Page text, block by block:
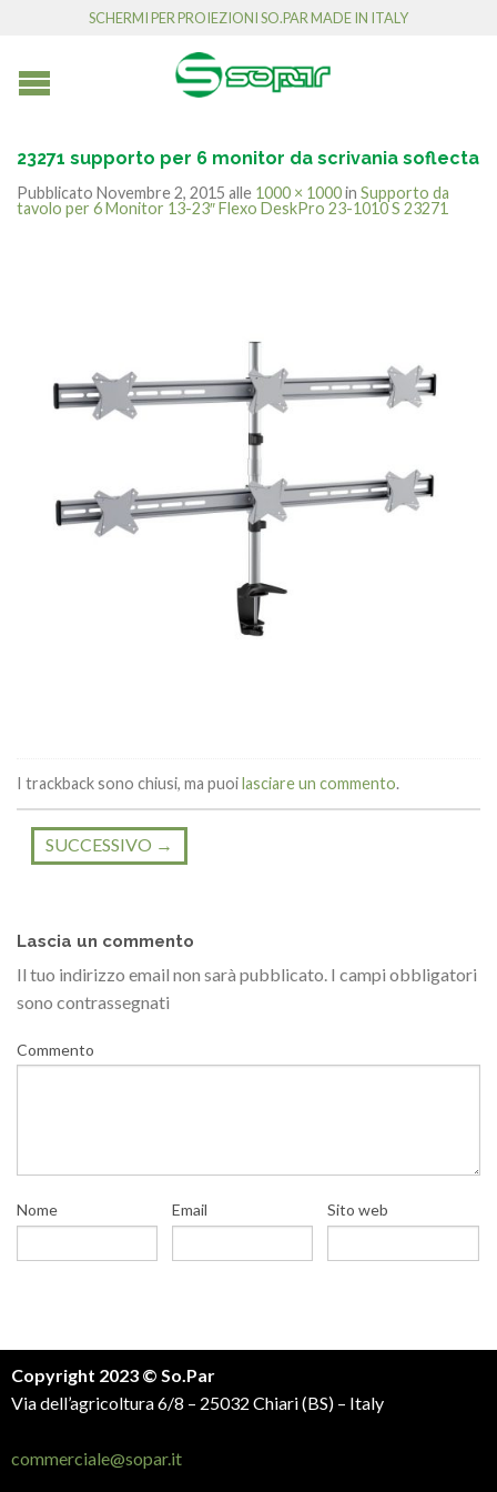
SCHERMI PER PROIEZIONI SO.PAR MADE IN ITALY
23271 supporto per 6 monitor da scrivania soflecta
Pubblicato Novembre 2, 2015 alle 1000 × 1000in Supporto da
tavolo per 6 Monitor 13-23″ Flexo DeskPro 23-1010 S 23271
I trackback sono chiusi, ma puoilasciare un commento.
SUCCESSIVO →
Lascia un commento
Il tuo indirizzo email non sarà pubblicato. I campi obbligatori
sono contrassegnati
Commento
Nome Email Sito web
Copyright 2023 © So.Par
Via dell’agricoltura 6/8 – 25032 Chiari (BS) – Italy
commerciale@sopar.it